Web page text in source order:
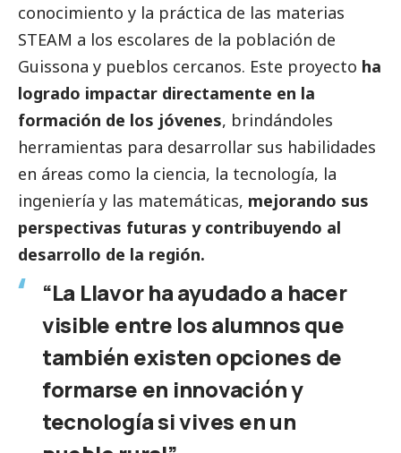
conocimiento y la práctica de las materias
STEAM a los escolares de la población de
Guissona y pueblos cercanos. Este proyecto ha
logrado impactar directamente en la
formación de los jóvenes, brindándoles
herramientas para desarrollar sus habilidades
en áreas como la ciencia, la tecnología, la
ingeniería y las matemáticas, mejorando sus
perspectivas futuras y contribuyendo al
desarrollo de la región.
“La Llavor ha ayudado a hacer
visible entre los alumnos que
también existen opciones de
formarse en innovación y
tecnología si vives en un